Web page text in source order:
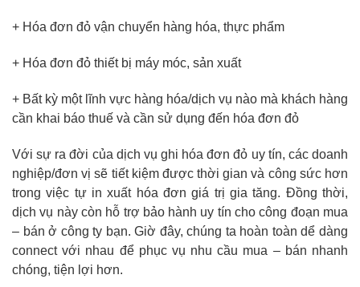
+ Hóa đơn đỏ vận chuyển hàng hóa, thực phẩm
+ Hóa đơn đỏ thiết bị máy móc, sản xuất
+ Bất kỳ một lĩnh vực hàng hóa/dịch vụ nào mà khách hàng
cần khai báo thuế và cần sử dụng đến hóa đơn đỏ
Với sự ra đời của dịch vụ ghi hóa đơn đỏ uy tín, các doanh
nghiệp/đơn vị sẽ tiết kiệm được thời gian và công sức hơn
trong việc tự in xuất hóa đơn giá trị gia tăng. Đồng thời,
dịch vụ này còn hỗ trợ bảo hành uy tín cho công đoạn mua
– bán ở công ty bạn. Giờ đây, chúng ta hoàn toàn dể dàng
connect với nhau để phục vụ nhu cầu mua – bán nhanh
chóng, tiện lợi hơn.